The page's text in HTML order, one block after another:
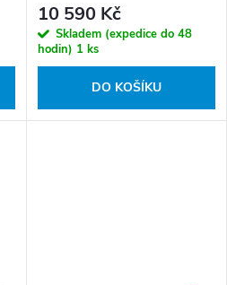
vaničky
10 590 Kč
Skladem (expedice do 48
hodin) 1 ks
DO KOŠÍKU